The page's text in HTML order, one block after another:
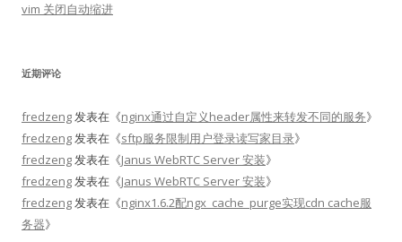
vim 关闭自动缩进
近期评论
fredzeng发表在《nginx通过自定义header属性来转发不同的服务》
fredzeng发表在《sftp服务限制用户登录读写家目录》
fredzeng发表在《Janus WebRTC Server 安装》
fredzeng发表在《Janus WebRTC Server 安装》
fredzeng发表在《nginx1.6.2配ngx_cache_purge实现cdn cache服
务器》